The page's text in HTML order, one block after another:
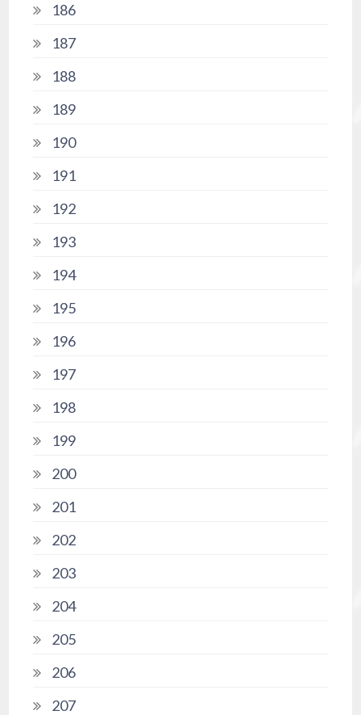
186
187
188
189
190
191
192
193
194
195
196
197
198
199
200
201
202
203
204
205
206
207